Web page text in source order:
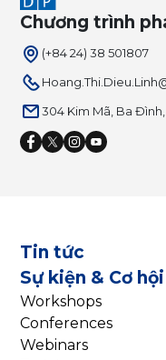
Chương trình
(+84 24) 38 501807
304 Kim Mã, Ba
Tin tức
Sự kiện & Cơ hội
Workshops
Conferences
Webinars